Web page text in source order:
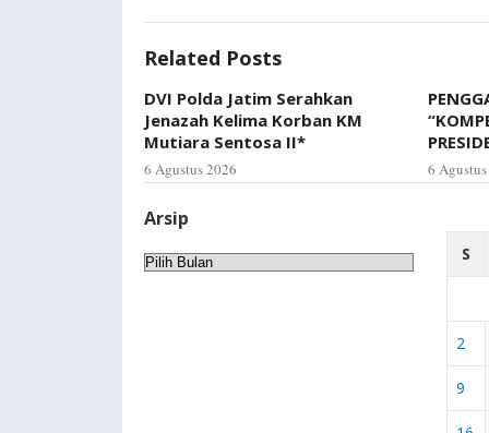
Related Posts
DVI Polda Jatim Serahkan
Jenazah Kelima Korban KM
Mutiara Sentosa II*
6 Agustus 2026 6
Arsip
Arsip S
2
9